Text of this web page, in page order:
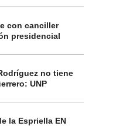
con canciller
presidencial
no tiene
UNP
la Espriella EN